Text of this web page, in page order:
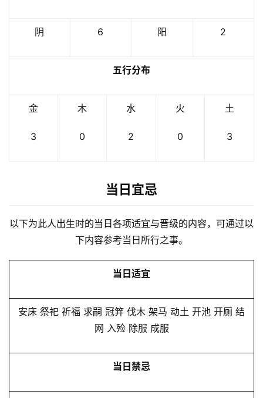
阴 6 阳 2
五行分布
金
3
木
0
水
2
火
0
土
3
当日宜忌
以下为此人出生时的当日各项适宜与晋级的内容，可通过以
下内容参考当日所行之事。
当日适宜
安床 祭祀 祈福 求嗣 冠笄 伐木 架马 动土 开池 开厕 结
网 入殓 除服 成服
当日禁忌